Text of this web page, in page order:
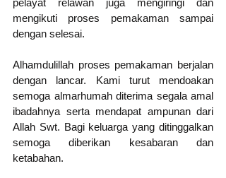
mengikuti proses pemakaman sampai
dengan selesai.
Alhamdulillah proses pemakaman berjalan
dengan lancar. Kami turut mendoakan
semoga almarhumah diterima segala amal
ibadahnya serta mendapat ampunan dari
Allah Swt. Bagi keluarga yang ditinggalkan
semoga diberikan kesabaran dan
ketabahan.